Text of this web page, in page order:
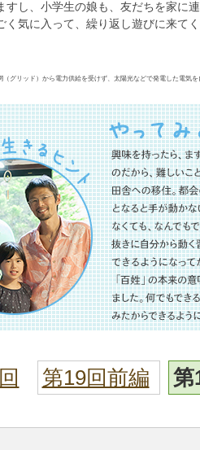
すし、小学生の娘も、友だちを家に
く気に入って、繰り返し遊びに来て
グリッド）から電力供給を受けず、太陽光などで発電した電気
第19回前編 第